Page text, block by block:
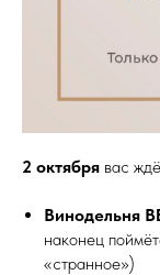
2 октября вас
Винодельня
наконец
«странное»)